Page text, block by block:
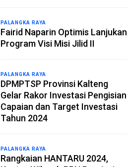
PALANGKA RAYA
Fairid Naparin Optimis Lanjukan
Program Visi Misi Jilid II
PALANGKA RAYA
DPMPTSP Provinsi Kalteng
Gelar Rakor Investasi Pengisian
Capaian dan Target Investasi
Tahun 2024
PALANGKA RAYA
Rangkaian HANTARU 2024,